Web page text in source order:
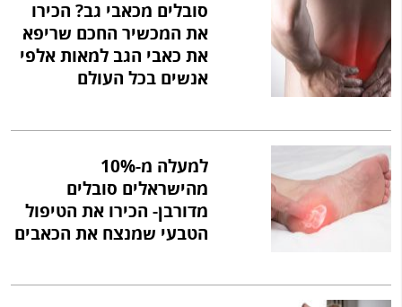
סובלים מכאבי גב? הכירו
את המכשיר החכם שריפא
את כאבי הגב למאות אלפי
אנשים בכל העולם
למעלה מ-10%
מהישראלים סובלים
מדורבן- הכירו את הטיפול
הטבעי שמנצח את הכאבים